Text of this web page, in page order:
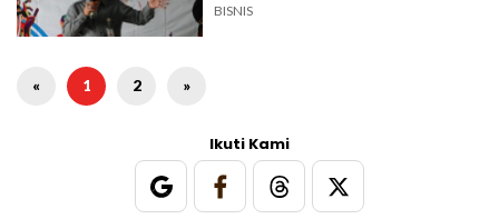
BISNIS
« 1 2 »
Ikuti Kami